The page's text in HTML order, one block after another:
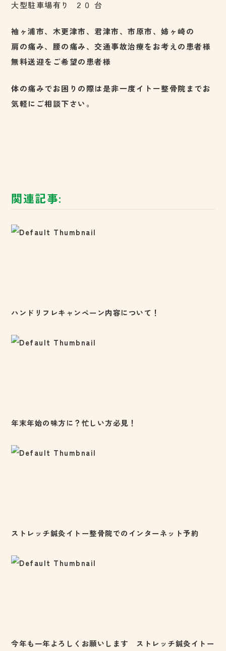
大型駐車場有り ２０ 台
袖ヶ浦市、木更津市、君津市、市原市、姉ヶ崎の
肩の痛み、腰の痛み、交通事故治療をお考えの患者様
無料送迎をご希望の患者様
体の痛みでお困りの際は是非一度イトー整骨院までお
気軽にご相談下さい。
関連記事:
ハンドリフレキャンペーン内容について！
年末年始の味方に？忙しい方必見！
ストレッチ鍼灸イトー整骨院でのインターネット予約
今年も一年よろしくお願いします ストレッチ鍼灸イトー